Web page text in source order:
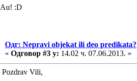
Au! :D
Одг: Nepravi objekat ili deo predikata?
« Одговор #3 у: 14.02 ч. 07.06.2013. »
Pozdrav Vili,